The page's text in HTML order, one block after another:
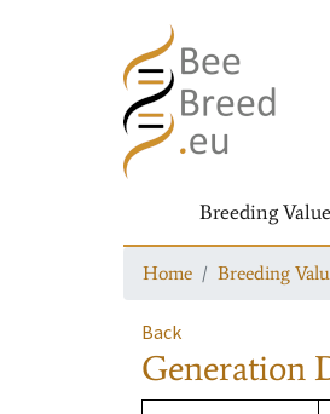
Breeding
Home Breeding
Back
Generation